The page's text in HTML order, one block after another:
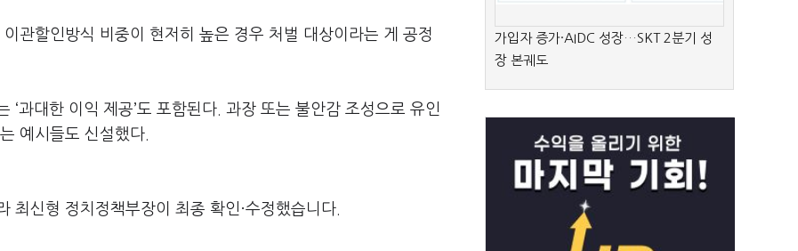
관할인방식 비중이 현저히 높은 경우 처벌 대상이라는 게 공정
과대한 이익 제공’도 포함된다. 과장 또는 불안감 조성으로 유인
예시들도 신설했다.
최신형 정치정책부장이 최종 확인·수정했습니다.
가입자 증가·AIDC 성장…SKT 2분기 성
장 본궤도